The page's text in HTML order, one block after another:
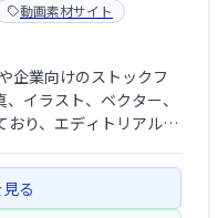
動画素材サイト
企業向けのストックフ
イラスト、ベクター、
おり、エディトリアルか
ィブ制作に最適な素材
る